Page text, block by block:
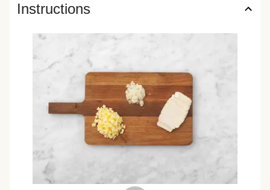
Instructions